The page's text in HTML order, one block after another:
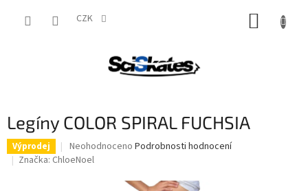
CZK
Legíny COLOR SPIRAL FUCHSIA
Výprodej
Průměrné
hodnocení
Neohodnoceno Podrobnosti hodnocení
Značka: ChloeNoel